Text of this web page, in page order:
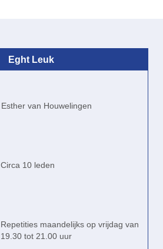
Eght Leuk
Esther van Houwelingen
Circa 10 leden
Repetities maandelijks op vrijdag van
19.30 tot 21.00 uur